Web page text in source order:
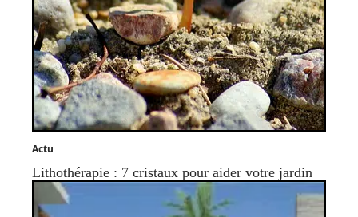
Actu
Lithothérapie : 7 cristaux pour aider votre jardin